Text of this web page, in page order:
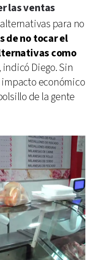
las ventas
para no
de no tocar el
como
indicó Diego. Sin
económico
de la gente